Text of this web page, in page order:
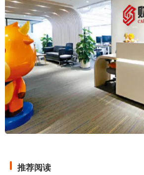
推荐阅读